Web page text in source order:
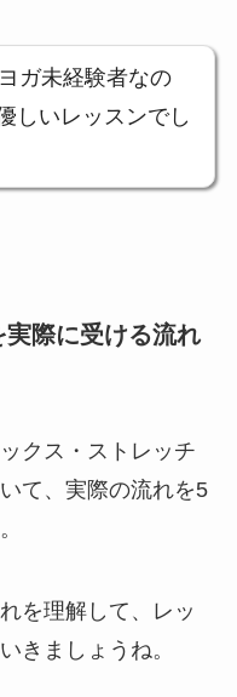
ガ未経験者なの
しいレッスンでし
際に受ける流れ
クス・ストレッチ
て、実際の流れを5
を理解して、レッ
きましょうね。